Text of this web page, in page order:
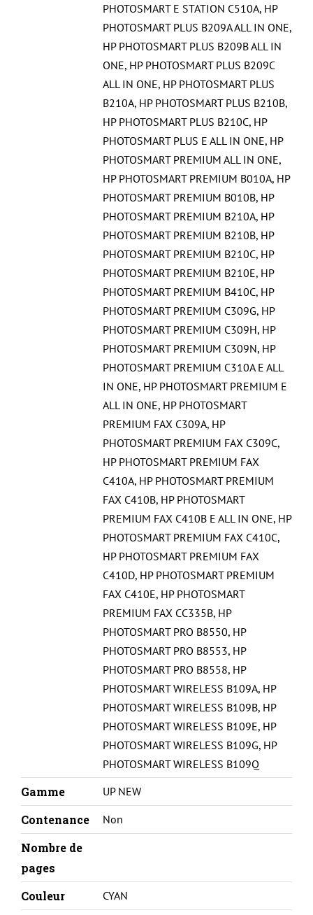
PHOTOSMART E STATION C510A, HP
PHOTOSMART PLUS B209A ALL IN ONE,
HP PHOTOSMART PLUS B209B ALL IN
ONE, HP PHOTOSMART PLUS B209C
ALL IN ONE, HP PHOTOSMART PLUS
B210A, HP PHOTOSMART PLUS B210B,
HP PHOTOSMART PLUS B210C, HP
PHOTOSMART PLUS E ALL IN ONE, HP
PHOTOSMART PREMIUM ALL IN ONE,
HP PHOTOSMART PREMIUM B010A, HP
PHOTOSMART PREMIUM B010B, HP
PHOTOSMART PREMIUM B210A, HP
PHOTOSMART PREMIUM B210B, HP
PHOTOSMART PREMIUM B210C, HP
PHOTOSMART PREMIUM B210E, HP
PHOTOSMART PREMIUM B410C, HP
PHOTOSMART PREMIUM C309G, HP
PHOTOSMART PREMIUM C309H, HP
PHOTOSMART PREMIUM C309N, HP
PHOTOSMART PREMIUM C310A E ALL
IN ONE, HP PHOTOSMART PREMIUM E
ALL IN ONE, HP PHOTOSMART
PREMIUM FAX C309A, HP
PHOTOSMART PREMIUM FAX C309C,
HP PHOTOSMART PREMIUM FAX
C410A, HP PHOTOSMART PREMIUM
FAX C410B, HP PHOTOSMART
PREMIUM FAX C410B E ALL IN ONE, HP
PHOTOSMART PREMIUM FAX C410C,
HP PHOTOSMART PREMIUM FAX
C410D, HP PHOTOSMART PREMIUM
FAX C410E, HP PHOTOSMART
PREMIUM FAX CC335B, HP
PHOTOSMART PRO B8550, HP
PHOTOSMART PRO B8553, HP
PHOTOSMART PRO B8558, HP
PHOTOSMART WIRELESS B109A, HP
PHOTOSMART WIRELESS B109B, HP
PHOTOSMART WIRELESS B109E, HP
PHOTOSMART WIRELESS B109G, HP
PHOTOSMART WIRELESS B109Q
Gamme UP NEW
Contenance Non
Nombre de
pages
Couleur
CYAN